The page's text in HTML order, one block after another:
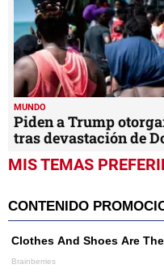
MUNDO
Piden a Trump
tras devastación de
MIS TEMAS